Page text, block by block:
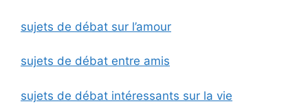
sujets de débat sur l’amour
sujets de débat entre amis
sujets de débat intéressants sur la vie